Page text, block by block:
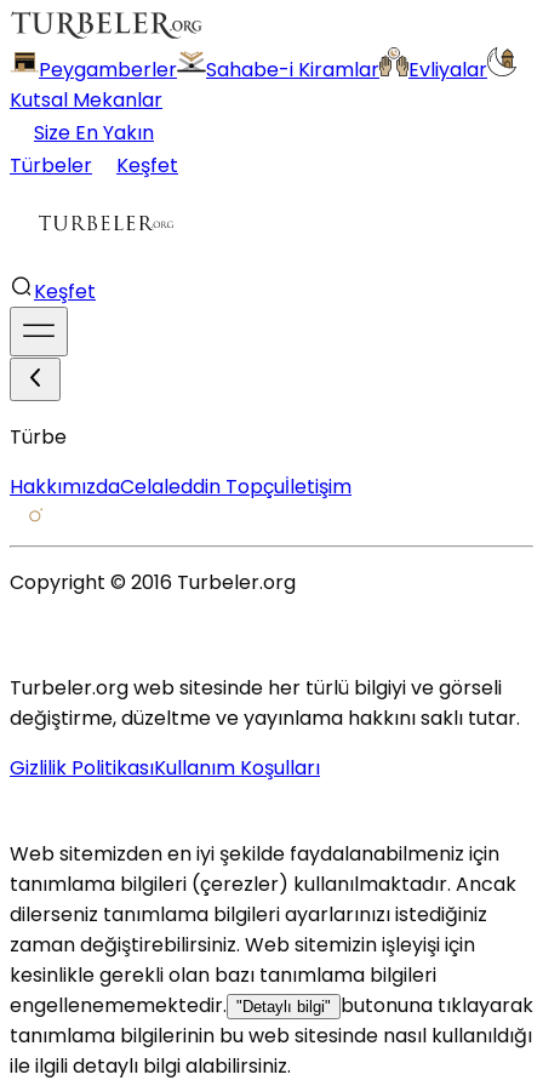
Peygamberler Sahabe-i Kiramlar
Evliyalar
Kutsal Mekanlar
Size En Yakın
Türbeler
Keşfet
Keşfet
Türbe
HakkımızdaCelaleddin Topçuİletişim
Copyright © 2016 Turbeler.org
Turbeler.org web sitesinde her türlü bilgiyi ve görseli
değiştirme, düzeltme ve yayınlama hakkını saklı tutar.
Gizlilik PolitikasıKullanım Koşulları
Web sitemizden en iyi şekilde faydalanabilmeniz için
tanımlama bilgileri (çerezler) kullanılmaktadır. Ancak
dilerseniz tanımlama bilgileri ayarlarınızı istediğiniz
zaman değiştirebilirsiniz. Web sitemizin işleyişi için
kesinlikle gerekli olan bazı tanımlama bilgileri
engellenememektedir. "Detaylı bilgi"
butonuna tıklayarak
tanımlama bilgilerinin bu web sitesinde nasıl kullanıldığı
ile ilgili detaylı bilgi alabilirsiniz.